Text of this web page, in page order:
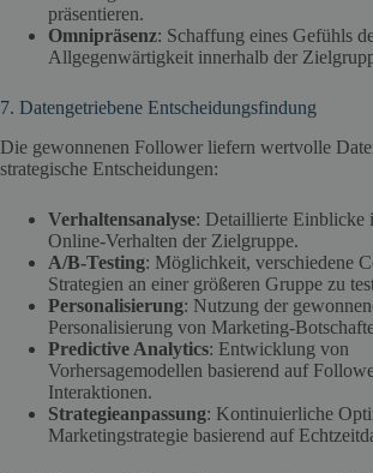
präsentieren.
Omnipräsenz: Schaffung eines Gefühls
Allgegenwärtigkeit innerhalb der
7. Datengetriebene Entscheidungsfindung
Die gewonnenen Follower liefern wertvolle
strategische Entscheidungen:
Verhaltensanalyse: Detaillierte Einblicke
Online-Verhalten der Zielgruppe.
A/B-Testing: Möglichkeit, verschiedene
Strategien an einer größeren Gruppe zu
Personalisierung: Nutzung der
Personalisierung von Marketing-
Predictive Analytics: Entwicklung von
Vorhersagemodellen basierend auf
Interaktionen.
Strategieanpassung: Kontinuierliche
Marketingstrategie basierend auf